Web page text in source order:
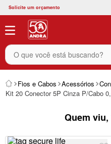
Solicite um orçamento
O que você está buscando?
Fios e Cabos Acessórios
Kit 20 Conector 5P Cinza P/Cabo
Quem